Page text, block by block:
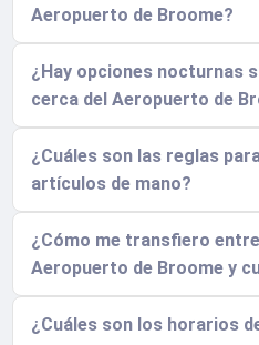
Aeropuerto de Broome?
¿Hay opciones nocturnas
cerca del Aeropuerto de
¿Cuáles son las reglas
artículos de mano?
¿Cómo me transfiero
Aeropuerto de Broome y
¿Cuáles son los horarios